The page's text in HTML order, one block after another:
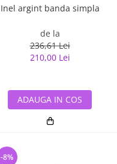
Inel argint banda simpla
de la
236,61 Lei
210,00 Lei
ADAUGA IN COS
-8%